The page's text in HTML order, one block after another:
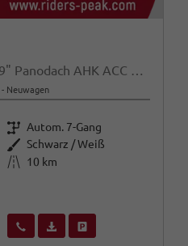
Sportline 4x4 2.0TSI / 19" Panodach AHK ACC Keyless Kamera
Neuwagen
Getriebe Autom. 7-Gang
Außenfarbe Schwarz / Weiß
Kilometerstand
10 km
Wir rufen Sie anFahrzeugexposé (PDF)